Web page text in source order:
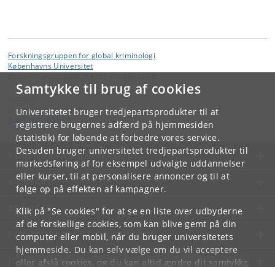
Samtykke til brug af cookies
Universitetet bruger tredjepartsprodukter til at
registrere brugernes adfærd på hjemmesiden
(statistik) for løbende at forbedre vores service.
Desuden bruger universitetet tredjepartsprodukter til
markedsføring af for eksempel udvalgte uddannelser
eller kurser, til at personalisere annoncer og til at
følge op på effekten af kampagner.
Klik på "Se cookies" for at se en liste over udbyderne
af de forskellige cookies, som kan blive gemt på din
computer eller mobil, når du bruger universitetets
hjemmeside. Du kan selv vælge om du vil acceptere
eller afslå cookies, og du kan altid ændre dit samtykke
Forskningsgruppen for global kriminologi
Københavns Universitet
Jacob Fischer Møller
KØBENHAVNS UNIVERSITET
KONTAKT
SERVICES
FOR STUDERENDE OG ANSATTE
JOB OG KARRIERE